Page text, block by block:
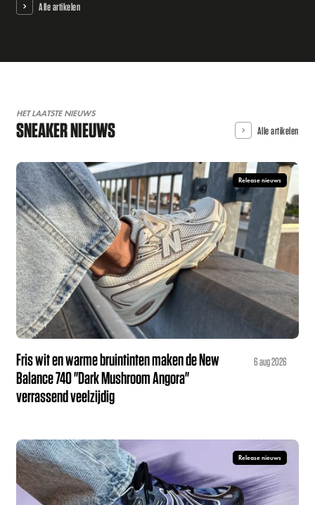
Alle artikelen
HET LAATSTE NIEUWS
SNEAKER NIEUWS Alle artikelen
Release nieuws
Fris wit en warme bruintinten maken de New
Balance 740 "Dark Mushroom Angora"
verrassend veelzijdig
6 aug 2026
Release nieuws